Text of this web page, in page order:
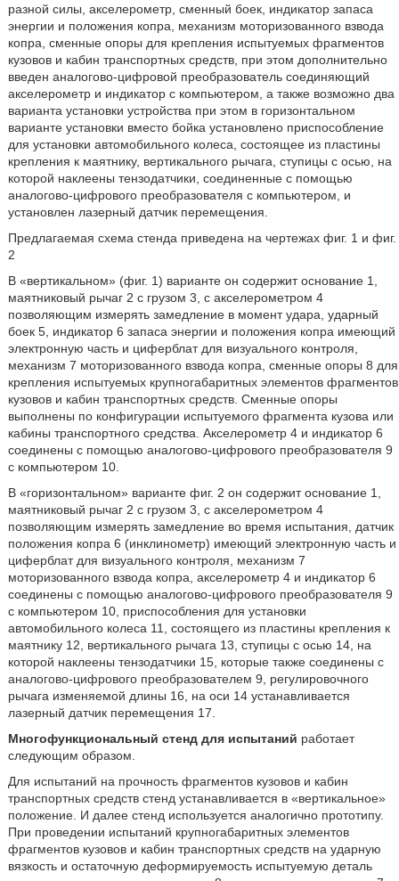
разной силы, акселерометр, сменный боек, индикатор запаса
энергии и положения копра, механизм моторизованного взвода
копра, сменные опоры для крепления испытуемых фрагментов
кузовов и кабин транспортных средств, при этом дополнительно
введен аналогово-цифровой преобразователь соединяющий
акселерометр и индикатор с компьютером, а также возможно два
варианта установки устройства при этом в горизонтальном
варианте установки вместо бойка установлено приспособление
для установки автомобильного колеса, состоящее из пластины
крепления к маятнику, вертикального рычага, ступицы с осью, на
которой наклеены тензодатчики, соединенные с помощью
аналогово-цифрового преобразователя с компьютером, и
установлен лазерный датчик перемещения.
Предлагаемая схема стенда приведена на чертежах фиг. 1 и фиг.
2
В «вертикальном» (фиг. 1) варианте он содержит основание 1,
маятниковый рычаг 2 с грузом 3, с акселерометром 4
позволяющим измерять замедление в момент удара, ударный
боек 5, индикатор 6 запаса энергии и положения копра имеющий
электронную часть и циферблат для визуального контроля,
механизм 7 моторизованного взвода копра, сменные опоры 8 для
крепления испытуемых крупногабаритных элементов фрагментов
кузовов и кабин транспортных средств. Сменные опоры
выполнены по конфигурации испытуемого фрагмента кузова или
кабины транспортного средства. Акселерометр 4 и индикатор 6
соединены с помощью аналогово-цифрового преобразователя 9
с компьютером 10.
В «горизонтальном» варианте фиг. 2 он содержит основание 1,
маятниковый рычаг 2 с грузом 3, с акселерометром 4
позволяющим измерять замедление во время испытания, датчик
положения копра 6 (инклинометр) имеющий электронную часть и
циферблат для визуального контроля, механизм 7
моторизованного взвода копра, акселерометр 4 и индикатор 6
соединены с помощью аналогово-цифрового преобразователя 9
с компьютером 10, приспособления для установки
автомобильного колеса 11, состоящего из пластины крепления к
маятнику 12, вертикального рычага 13, ступицы с осью 14, на
которой наклеены тензодатчики 15, которые также соединены с
аналогово-цифрового преобразователем 9, регулировочного
рычага изменяемой длины 16, на оси 14 устанавливается
лазерный датчик перемещения 17.
Многофункциональный стенд для испытаний работает
следующим образом.
Для испытаний на прочность фрагментов кузовов и кабин
транспортных средств стенд устанавливается в «вертикальное»
положение. И далее стенд используется аналогично прототипу.
При проведении испытаний крупногабаритных элементов
фрагментов кузовов и кабин транспортных средств на ударную
вязкость и остаточную деформируемость испытуемую деталь